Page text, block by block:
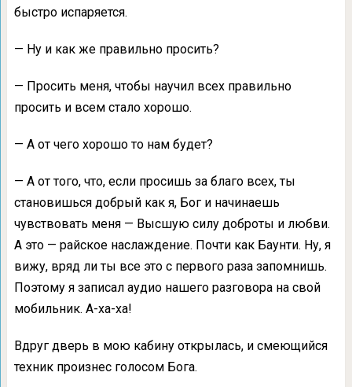
быстро испаряется.
— Ну и как же правильно просить?
— Просить меня, чтобы научил всех правильно
просить и всем стало хорошо.
— А от чего хорошо то нам будет?
— А от того, что, если просишь за благо всех, ты
становишься добрый как я, Бог и начинаешь
чувствовать меня — Высшую силу доброты и любви.
А это — райское наслаждение. Почти как Баунти. Ну, я
вижу, вряд ли ты все это с первого раза запомнишь.
Поэтому я записал аудио нашего разговора на свой
мобильник. А-ха-ха!
Вдруг дверь в мою кабину открылась, и смеющийся
техник произнес голосом Бога.